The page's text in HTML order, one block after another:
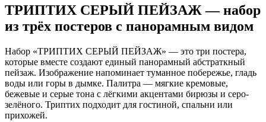
ТРИПТИХ СЕРЫЙ ПЕЙЗАЖ — набор
из трёх постеров с панорамным видом
Набор «ТРИПТИХ СЕРЫЙ ПЕЙЗАЖ» — это три постера,
которые вместе создают единый панорамный абстраткный
пейзаж. Изображение напоминает туманное побережье, гладь
воды или горы в дымке. Палитра — мягкие кремовые,
бежевые и серые тона с лёгкими акцентами бирюзы и серо-
зелёного. Триптих подходит для гостиной, спальни или
прихожей.